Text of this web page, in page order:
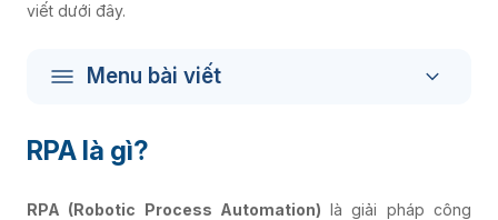
viết dưới đây.
Menu bài viết
RPA là gì?
RPA (Robotic Process Automation) là giải pháp công